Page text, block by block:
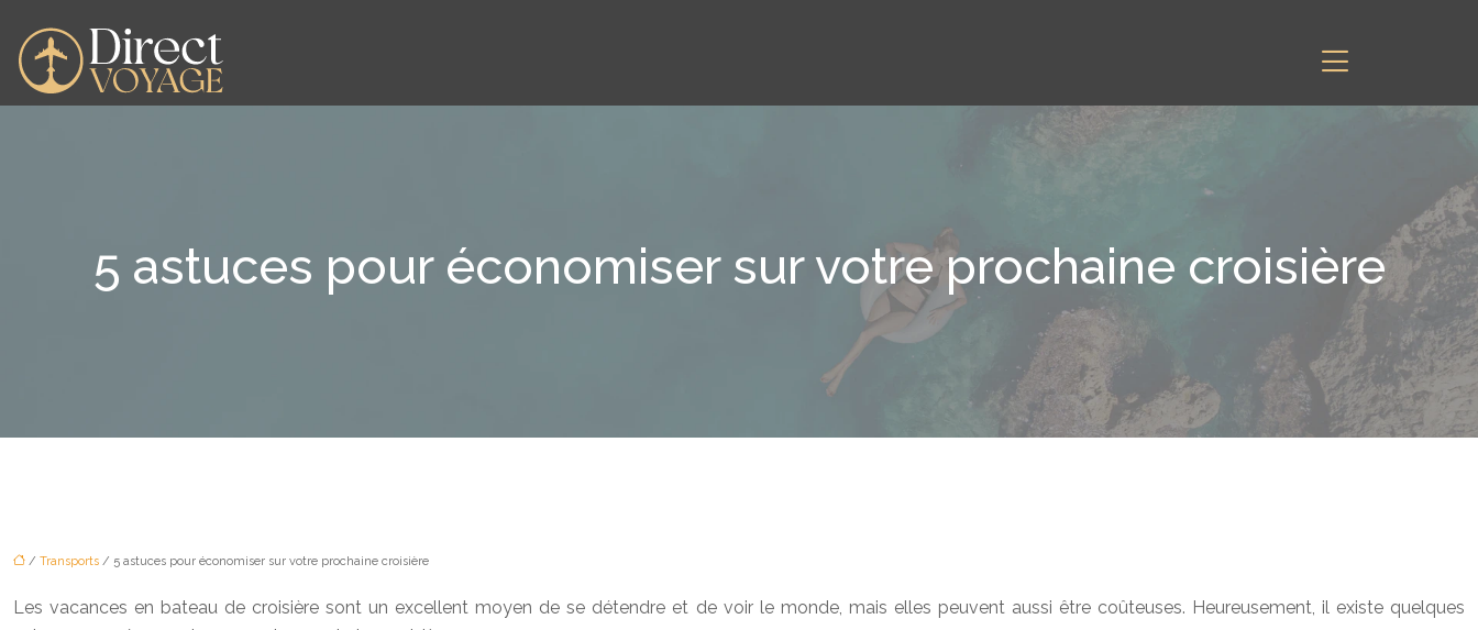
5 astuces pour économiser sur votre prochaine croisière
/ Transports / 5 astuces pour économiser sur votre prochaine croisière
Les vacances en bateau de croisière sont un excellent moyen de se détendre et de voir le monde, mais elles peuvent aussi être coûteuses. Heureusement, il existe quelques